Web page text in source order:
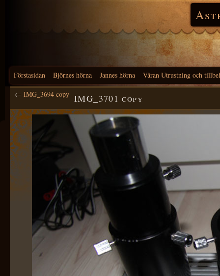
Förstasidan Björnes hörna Jannes hörna Våran Utrustning och
← IMG_3694 copy IMG_3701 copy